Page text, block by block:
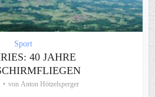
Sport
40 JAHRE
von Anton Hötzelsperger